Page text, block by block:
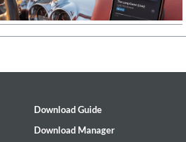
Download Guide
Download Manager